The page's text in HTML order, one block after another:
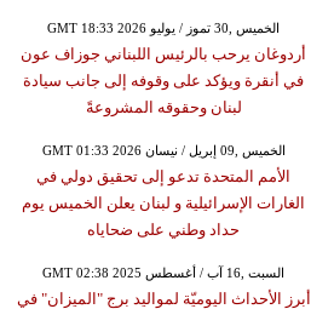
GMT 18:33 2026 الخميس ,30 تموز / يوليو
أردوغان يرحب بالرئيس اللبناني جوزاف عون
في أنقرة ويؤكد على وقوفه إلى جانب سيادة
لبنان وحقوقه المشروعةً
GMT 01:33 2026 الخميس ,09 إبريل / نيسان
الأمم المتحدة تدعو إلى تحقيق دولي في
الغارات الإسرائيلية و لبنان يعلن الخميس يوم
حداد وطني على ضحاياه
GMT 02:38 2025 السبت ,16 آب / أغسطس
أبرز الأحداث اليوميّة لمواليد برج "الميزان" في